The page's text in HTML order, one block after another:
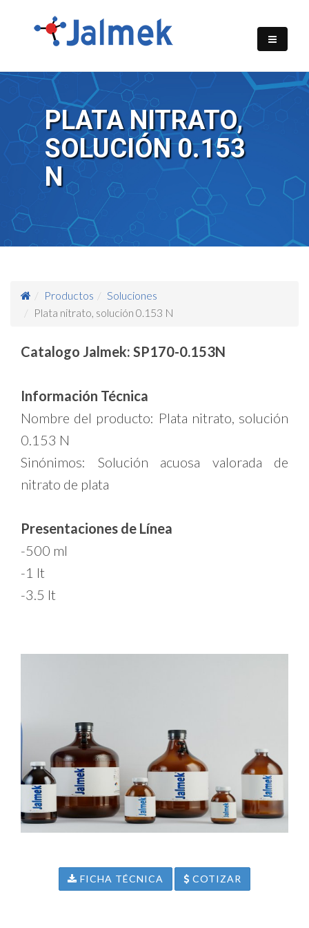
PLATA NITRATO,
SOLUCIÓN 0.153
N
Productos
Soluciones
Plata nitrato, solución 0.153 N
Catalogo Jalmek: SP170-0.153N
Información Técnica
Nombre del producto: Plata nitrato, solución
0.153 N
Sinónimos: Solución acuosa valorada de
nitrato de plata
Presentaciones de Línea
-500 ml
-1 lt
-3.5 lt
FICHA TÉCNICA COTIZAR